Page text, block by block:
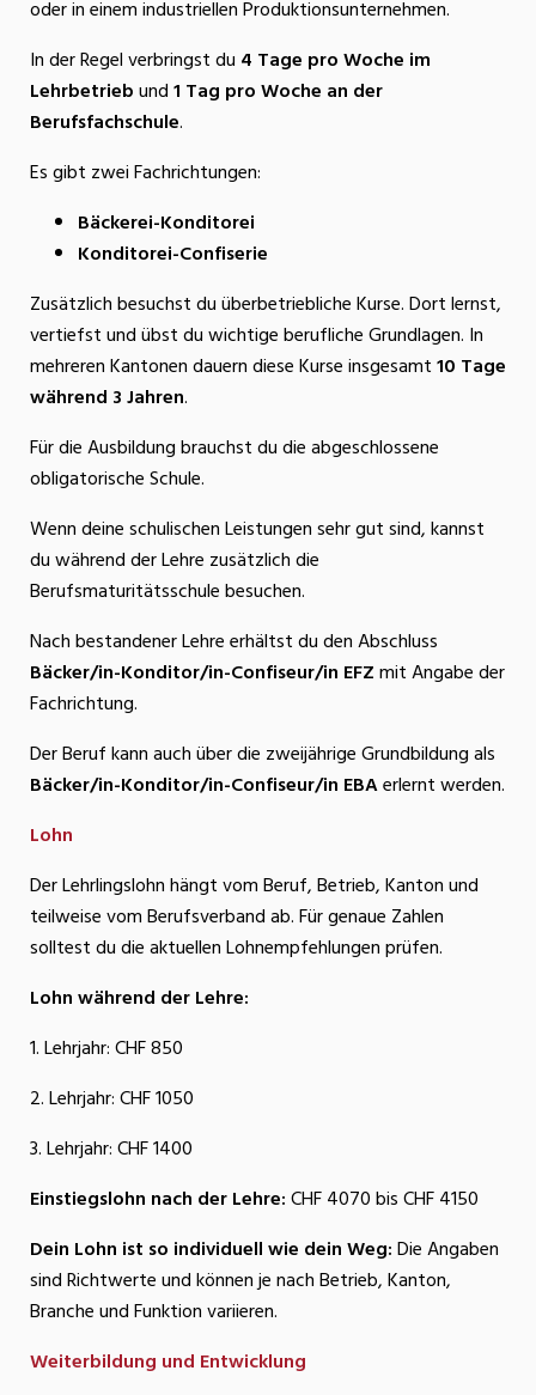
oder in einem industriellen Produktionsunternehmen.
In der Regel verbringst du 4 Tage pro Woche im
Lehrbetriebund1 Tag pro Woche an der
Berufsfachschule.
Es gibt zwei Fachrichtungen:
Bäckerei-Konditorei
Konditorei-Confiserie
Zusätzlich besuchst du überbetriebliche Kurse. Dort lernst,
vertiefst und übst du wichtige berufliche Grundlagen. In
mehreren Kantonen dauern diese Kurse insgesamt10 Tage
während 3 Jahren.
Für die Ausbildung brauchst du die abgeschlossene
obligatorische Schule.
Wenn deine schulischen Leistungen sehr gut sind, kannst
du während der Lehre zusätzlich die
Berufsmaturitätsschule besuchen.
Nach bestandener Lehre erhältst du den Abschluss
Bäcker/in-Konditor/in-Confiseur/in EFZmit Angabe der
Fachrichtung.
Der Beruf kann auch über die zweijährige Grundbildung als
Bäcker/in-Konditor/in-Confiseur/in EBAerlernt werden.
Lohn
Der Lehrlingslohn hängt vom Beruf, Betrieb, Kanton und
teilweise vom Berufsverband ab. Für genaue Zahlen
solltest du die aktuellen Lohnempfehlungen prüfen.
Lohn während der Lehre:
1. Lehrjahr: CHF 850
2. Lehrjahr: CHF 1050
3. Lehrjahr: CHF 1400
Einstiegslohn nach der Lehre:CHF 4070 bis CHF 4150
Dein Lohn ist so individuell wie dein Weg:Die Angaben
sind Richtwerte und können je nach Betrieb, Kanton,
Branche und Funktion variieren.
Weiterbildung und Entwicklung